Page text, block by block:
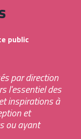
public
par direction
l'essentiel des
inspirations à
et
ou ayant